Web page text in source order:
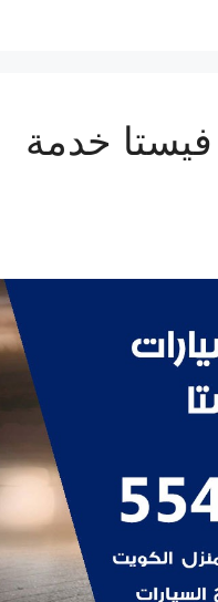
صيانة فيستا خدمة